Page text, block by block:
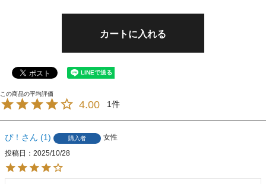
カートに入れる
4.00 1
ぴ！ 1 購入者
女性
投稿日
2025/10/28